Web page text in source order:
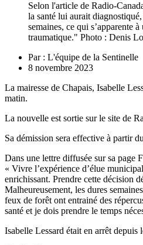
Selon l'article de Radio-
la santé lui aurait
semaines, ce qui s’apparente
traumatique." Photo : Denis
Par : L'équipe de la Sentinelle
8 novembre 2023
La mairesse de Chapais, Isabelle
matin.
La nouvelle est sortie sur le site de
Sa démission sera effective à partir
Dans une lettre diffusée sur sa page
« Vivre l’expérience d’élue
enrichissant. Prendre cette décision
Malheureusement, les dures
feux de forêt ont entrainé des
santé et je dois prendre le temps
Isabelle Lessard était en arrêt depuis